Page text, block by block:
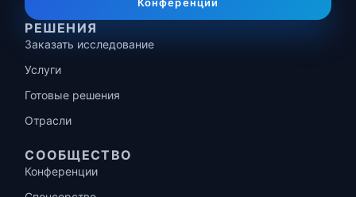
Конференции
РЕШЕНИЯ
Заказать исследование
Услуги
Готовые решения
Отрасли
СООБЩЕСТВО
Конференции